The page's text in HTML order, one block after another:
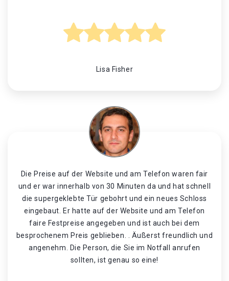
Lisa Fisher
Die Preise auf der Website und am Telefon waren fair
und er war innerhalb von 30 Minuten da und hat schnell
die supergeklebte Tür gebohrt und ein neues Schloss
eingebaut. Er hatte auf der Website und am Telefon
faire Festpreise angegeben und ist auch bei dem
besprochenem Preis geblieben. . Äußerst freundlich und
angenehm. Die Person, die Sie im Notfall anrufen
sollten, ist genau so eine!